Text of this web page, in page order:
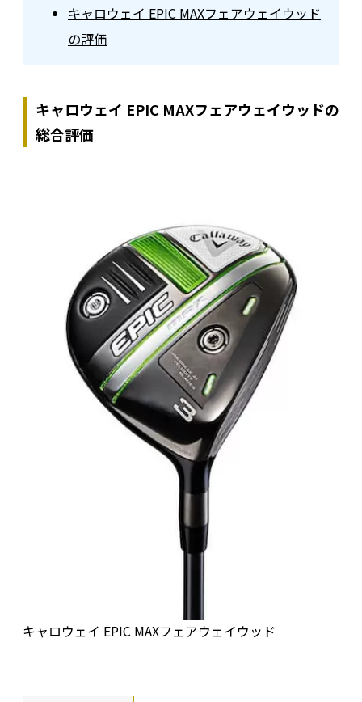
キャロウェイ EPIC MAXフェアウェイウッド
の評価
キャロウェイ EPIC MAXフェアウェイウッドの
総合評価
キャロウェイ EPIC MAXフェアウェイウッド